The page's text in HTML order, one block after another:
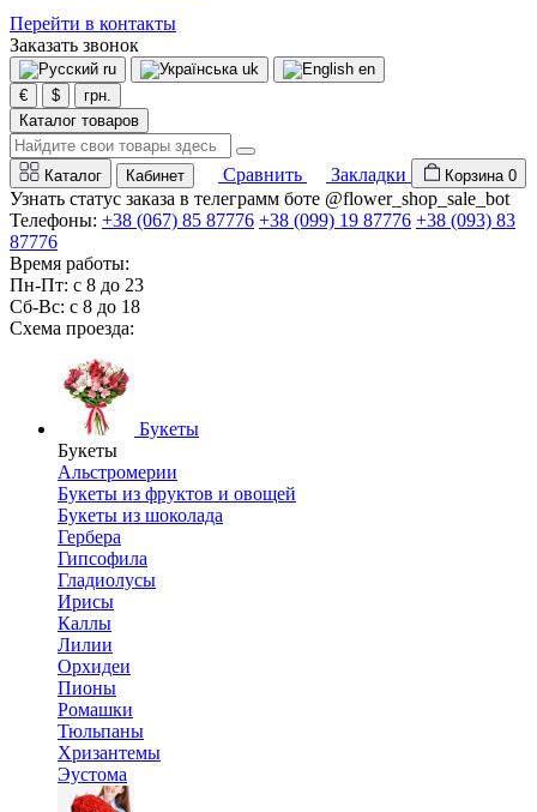
Перейти в контакты
Заказать звонок
ru uk
en
€
$
грн.
Каталог товаров
Каталог Кабинет Сравнить Закладки Корзина 0
Узнать статус заказа в телеграмм боте @flower_shop_sale_bot
Телефоны: +38 (067) 85 87776 +38 (099) 19 87776 +38 (093) 83
87776
Время работы:
Пн-Пт: с 8 до 23
Сб-Вс: с 8 до 18
Схема проезда:
Букеты
Букеты
Альстромерии
Букеты из фруктов и овощей
Букеты из шоколада
Гербера
Гипсофила
Гладиолусы
Ирисы
Каллы
Лилии
Орхидеи
Пионы
Ромашки
Тюльпаны
Хризантемы
Эустома